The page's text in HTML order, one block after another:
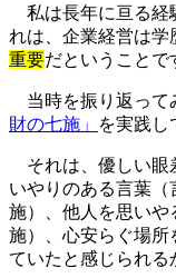
私は長年に亘る経
れは、企業経営は学
重要だということで
当時を振り返って
財の七施」
を実践し
それは、優しい眼
いやりのある言葉
施）、他人を思いや
施）、心安らぐ場所
ていたと感じられる